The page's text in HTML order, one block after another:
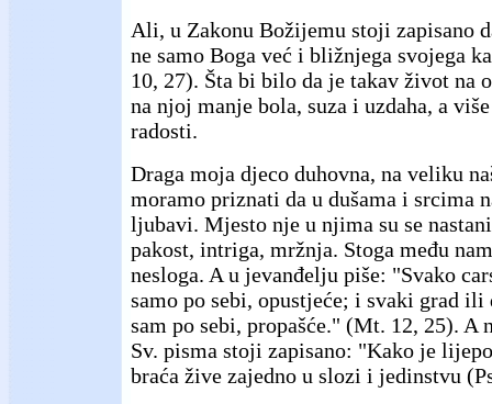
Ali, u Zakonu Božijemu stoji zapisano
ne samo Boga već i bližnjega svojega
10, 27). Šta bi bilo da je takav život na
na njoj manje bola, suza i uzdaha, a
radosti.
Draga moja djeco duhovna, na veliku
moramo priznati da u dušama i srcima
ljubavi. Mjesto nje u njima su se
pakost, intriga, mržnja. Stoga među
nesloga. A u jevanđelju piše: "Svako
samo po sebi, opustjeće; i svaki grad
sam po sebi, propašće." (Mt. 12, 25). A
Sv. pisma stoji zapisano: "Kako je
braća žive zajedno u slozi i jedinstvu